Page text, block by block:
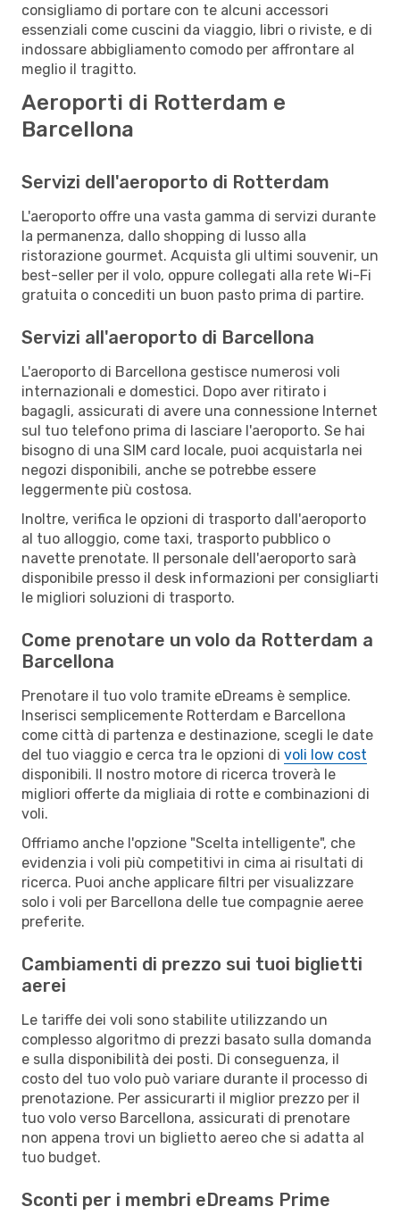
consigliamo di portare con te alcuni accessori
essenziali come cuscini da viaggio, libri o riviste, e di
indossare abbigliamento comodo per affrontare al
meglio il tragitto.
Aeroporti di Rotterdam e
Barcellona
Servizi dell'aeroporto di Rotterdam
L'aeroporto offre una vasta gamma di servizi durante
la permanenza, dallo shopping di lusso alla
ristorazione gourmet. Acquista gli ultimi souvenir, un
best-seller per il volo, oppure collegati alla rete Wi-Fi
gratuita o concediti un buon pasto prima di partire.
Servizi all'aeroporto di Barcellona
L'aeroporto di Barcellona gestisce numerosi voli
internazionali e domestici. Dopo aver ritirato i
bagagli, assicurati di avere una connessione Internet
sul tuo telefono prima di lasciare l'aeroporto. Se hai
bisogno di una SIM card locale, puoi acquistarla nei
negozi disponibili, anche se potrebbe essere
leggermente più costosa.
Inoltre, verifica le opzioni di trasporto dall'aeroporto
al tuo alloggio, come taxi, trasporto pubblico o
navette prenotate. Il personale dell'aeroporto sarà
disponibile presso il desk informazioni per consigliarti
le migliori soluzioni di trasporto.
Come prenotare un volo da Rotterdam a
Barcellona
Prenotare il tuo volo tramite eDreams è semplice.
Inserisci semplicemente Rotterdam e Barcellona
come città di partenza e destinazione, scegli le date
del tuo viaggio e cerca tra le opzioni di voli low cost
disponibili. Il nostro motore di ricerca troverà le
migliori offerte da migliaia di rotte e combinazioni di
voli.
Offriamo anche l'opzione "Scelta intelligente", che
evidenzia i voli più competitivi in cima ai risultati di
ricerca. Puoi anche applicare filtri per visualizzare
solo i voli per Barcellona delle tue compagnie aeree
preferite.
Cambiamenti di prezzo sui tuoi biglietti
aerei
Le tariffe dei voli sono stabilite utilizzando un
complesso algoritmo di prezzi basato sulla domanda
e sulla disponibilità dei posti. Di conseguenza, il
costo del tuo volo può variare durante il processo di
prenotazione. Per assicurarti il miglior prezzo per il
tuo volo verso Barcellona, assicurati di prenotare
non appena trovi un biglietto aereo che si adatta al
tuo budget.
Sconti per i membri eDreams Prime